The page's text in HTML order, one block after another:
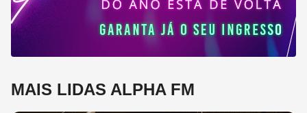
MAIS LIDAS ALPHA FM